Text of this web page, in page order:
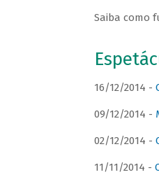
Saiba como
16/12/2014 -
09/12/2014 -
02/12/2014 -
11/11/2014 -